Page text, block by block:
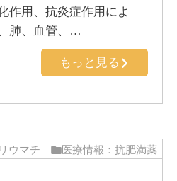
作用、抗炎症作用によ
肺、血管、…
もっと見る
ウマチ 医療情報：抗肥満薬